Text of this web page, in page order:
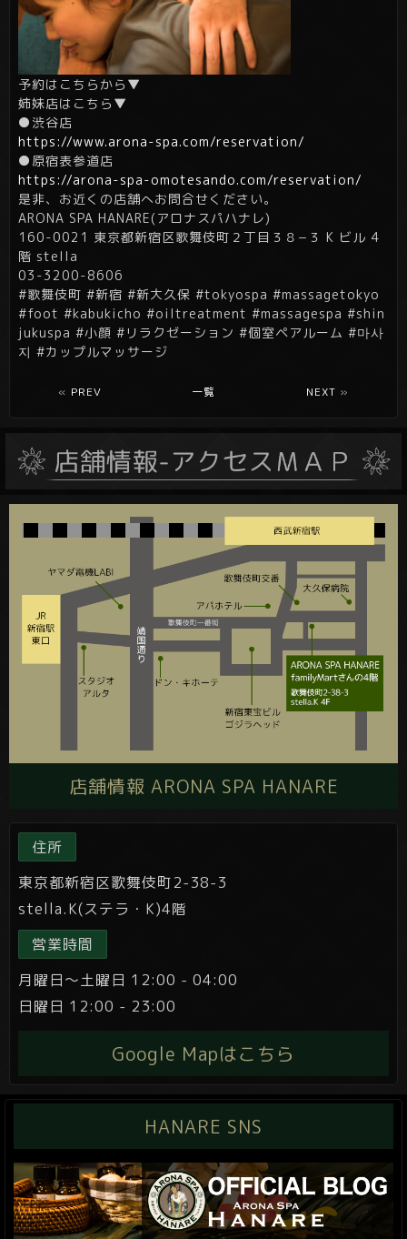
予約はこちらから▼
姉妹店はこちら▼
●渋谷店
https://www.arona-spa.com/reservation/
●原宿表参道店
https://arona-spa-omotesando.com/reservation/
是非、お近くの店舗へお問合せください。
ARONA SPA HANARE(アロナスパハナレ)
160-0021 東京都新宿区歌舞伎町２丁目３８−３ K ビル 4
階 stella
03-3200-8606
#歌舞伎町 #新宿 #新大久保 #tokyospa #massagetokyo
#foot #kabukicho #oiltreatment #massagespa #shin
jukuspa #小顔 #リラクゼーション #個室ペアルーム #마사
지 #カップルマッサージ
« PREV 一覧 NEXT »
店舗情報 ARONA SPA HANARE
住所
東京都新宿区歌舞伎町2-38-3
stella.K(ステラ・K)4階
営業時間
月曜日～土曜日 12:00 - 04:00
日曜日 12:00 - 23:00
Google Mapはこちら
HANARE SNS